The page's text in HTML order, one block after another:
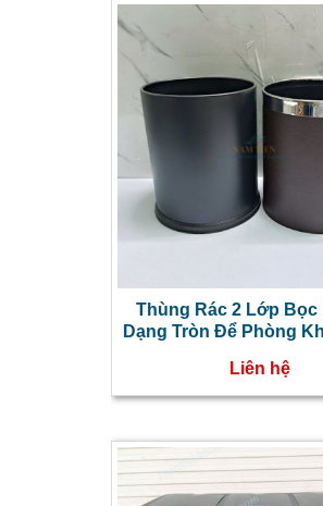
Thùng Rác 2 Lớp Bọc
Dạng Tròn Để Phòng
Liên hệ